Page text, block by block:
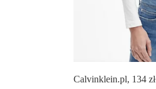
Calvinklein.pl, 134 zł